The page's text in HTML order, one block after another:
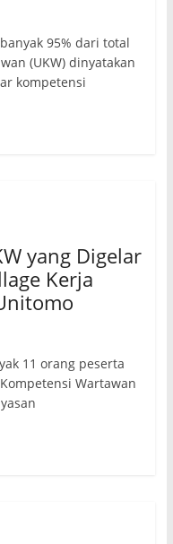
95% dari total
(UKW) dinyatakan
kompetensi
yang Digelar
Kerja
11 orang peserta
Wartawan